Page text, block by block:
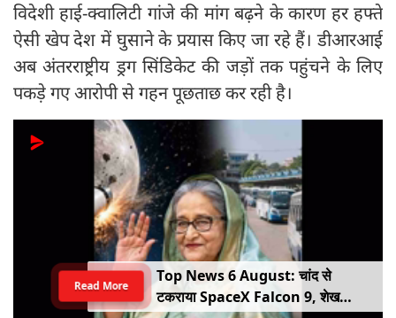
विदेशी हाई-क्वालिटी गांजे की मांग बढ़ने के कारण हर हफ्ते
ऐसी खेप देश में घुसाने के प्रयास किए जा रहे हैं। डीआरआई
अब अंतरराष्ट्रीय ड्रग सिंडिकेट की जड़ों तक पहुंचने के लिए
पकड़े गए आरोपी से गहन पूछताछ कर रही है।
Top News 6 August: चांद से
टकराया SpaceX Falcon 9, शेख
Read More